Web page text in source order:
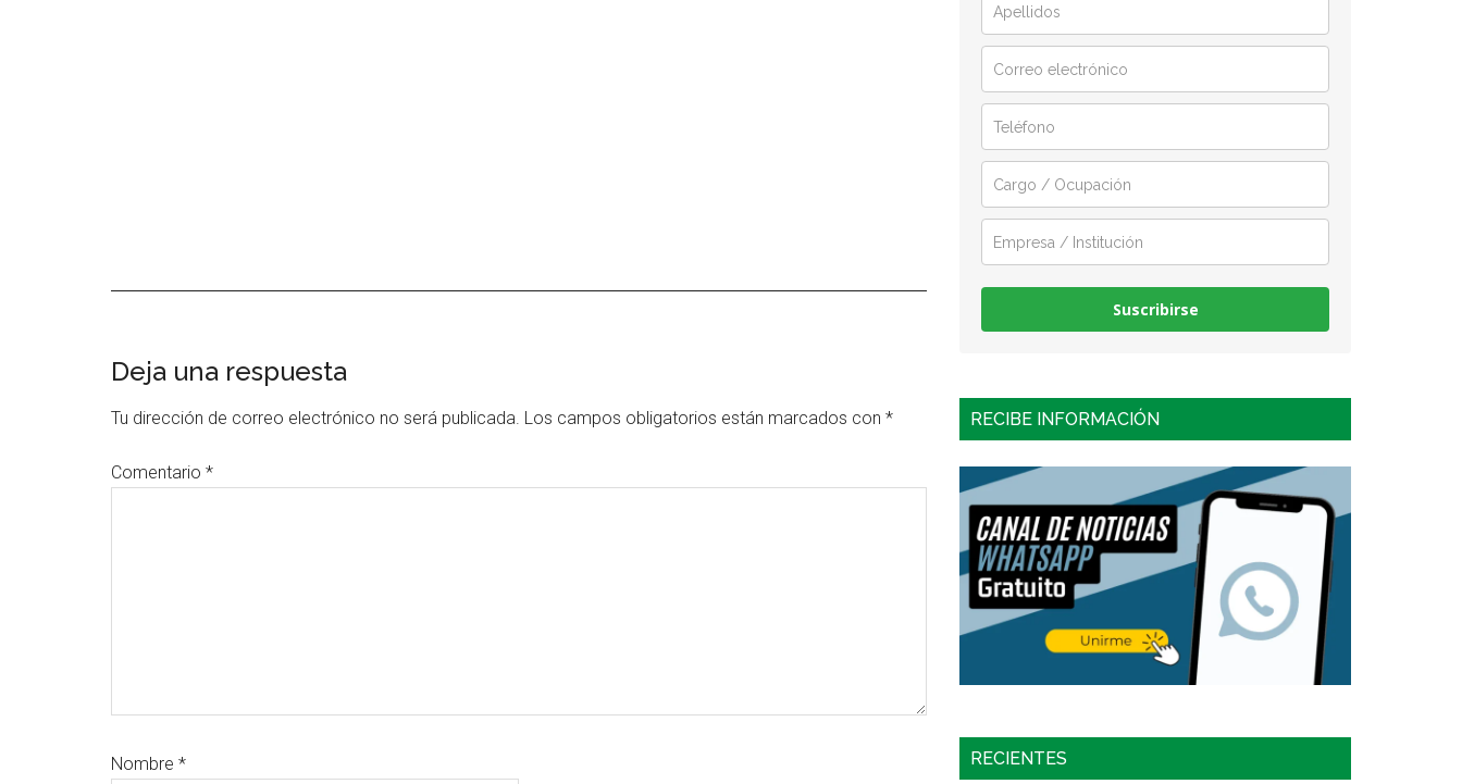
Interacciones
con
lectores
Deja una respuesta
Tu dirección de correo electrónico no será publicada. Los campos obligatorios están marcados con *
Comentario *
Nombre *
Suscribirse
RECIBE INFORMACIÓN
RECIENTES